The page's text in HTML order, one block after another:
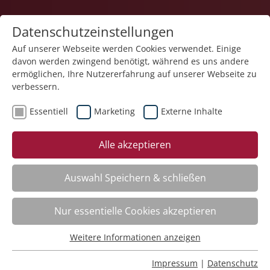
Systemischer Umgang mit Angst
Datenschutzeinstellungen
Auf unserer Webseite werden Cookies verwendet. Einige
davon werden zwingend benötigt, während es uns andere
ermöglichen, Ihre Nutzererfahrung auf unserer Webseite zu
verbessern.
Essentiell Marketing Externe Inhalte
Alle akzeptieren
Auswahl Speichern & schließen
Nur essentielle Cookies akzeptieren
Essentielle Cookies werden für grundlegende Funktionen
Weitere Informationen anzeigen
Impressum | Datenschutz